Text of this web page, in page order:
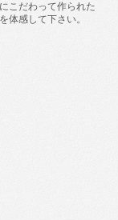
こだわって作られた
体感して下さい。